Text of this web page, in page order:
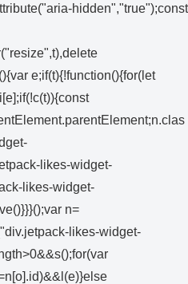
hidden","true");const
e;if(t){!function(){for(let
likes-widget-
likes-widget-
n=
likes-widget-